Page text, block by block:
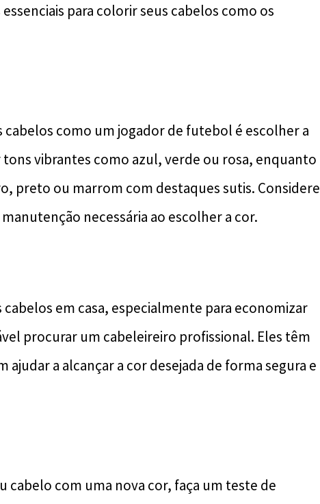
para colorir seus cabelos como os
cabelos como um jogador de futebol é escolher a
vibrantes como azul, verde ou rosa, enquanto
preto ou marrom com destaques sutis. Considere
necessária ao escolher a cor.
em casa, especialmente para economizar
procurar um cabeleireiro profissional. Eles têm
ajudar a alcançar a cor desejada de forma segura e
com uma nova cor, faça um teste de